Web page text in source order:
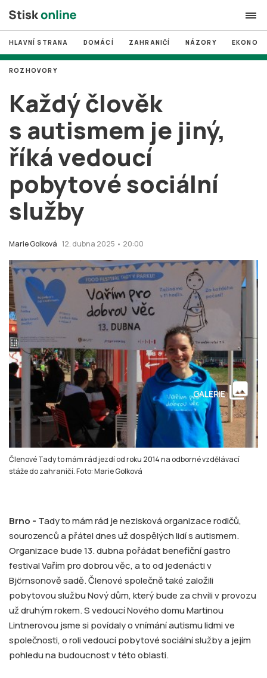
search
# MUNI
# Brno
# volby
login PŘIHLÁSIT SE
Zapomněli jste heslo?
Založit nový účet
HLAVNÍ STRANA DOMÁCÍ ZAHRANIČÍ NÁZORY
Každý člověk
s autismem je jiný,
říká vedoucí
pobytové sociální
služby
Marie Golková 12. dubna 2025 • 20:00
ROZHOVORY
Členové Tady to mám rád jezdí od roku 2014 na odborné vzdělávací
stáže do zahraničí. Foto: Marie Golková
GALERIE collections
Brno - Tady to mám rád je nezisková organizace rodičů,
sourozenců a přátel dnes už dospělých lidí s autismem.
Organizace bude 13. dubna pořádat benefiční gastro
festival Vařím pro dobrou věc, a to od jedenácti v
Björnsonově sadě. Členové společně také založili
pobytovou službu Nový dům, který bude za chvíli v provozu
už druhým rokem. S vedoucí Nového domu Martinou
Lintnerovou jsme si povídaly o vnímání autismu lidmi ve
společnosti, o roli vedoucí pobytové sociální služby a jejím
pohledu na budoucnost v této oblasti.